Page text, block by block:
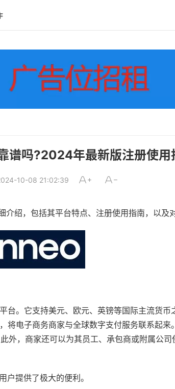
谱吗?2024年最新版注册使用
10-08 21:02:39
绍，包括其平台特点、注册使用指南，以及
。它支持美元、欧元、英镑等国际主流货币
电子商务商家与全球数字支付服务联系起来
外，商家还可以为其员工、承包商或附属公
提供了极大的便利。